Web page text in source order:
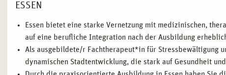
ESSEN
Essen bietet eine starke Vernetzung mit medizinischen,
auf eine berufliche Integration nach der Ausbildung
Als ausgebildete/r Fachtherapeut*in für Stressbewältigung
dynamischen Stadtentwicklung, die stark auf Gesundheit